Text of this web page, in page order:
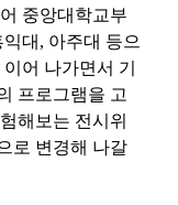
중앙대학교부
대, 아주대 등으
어 나가면서 기
프로그램을 고
해보는 전시위
로 변경해 나갈